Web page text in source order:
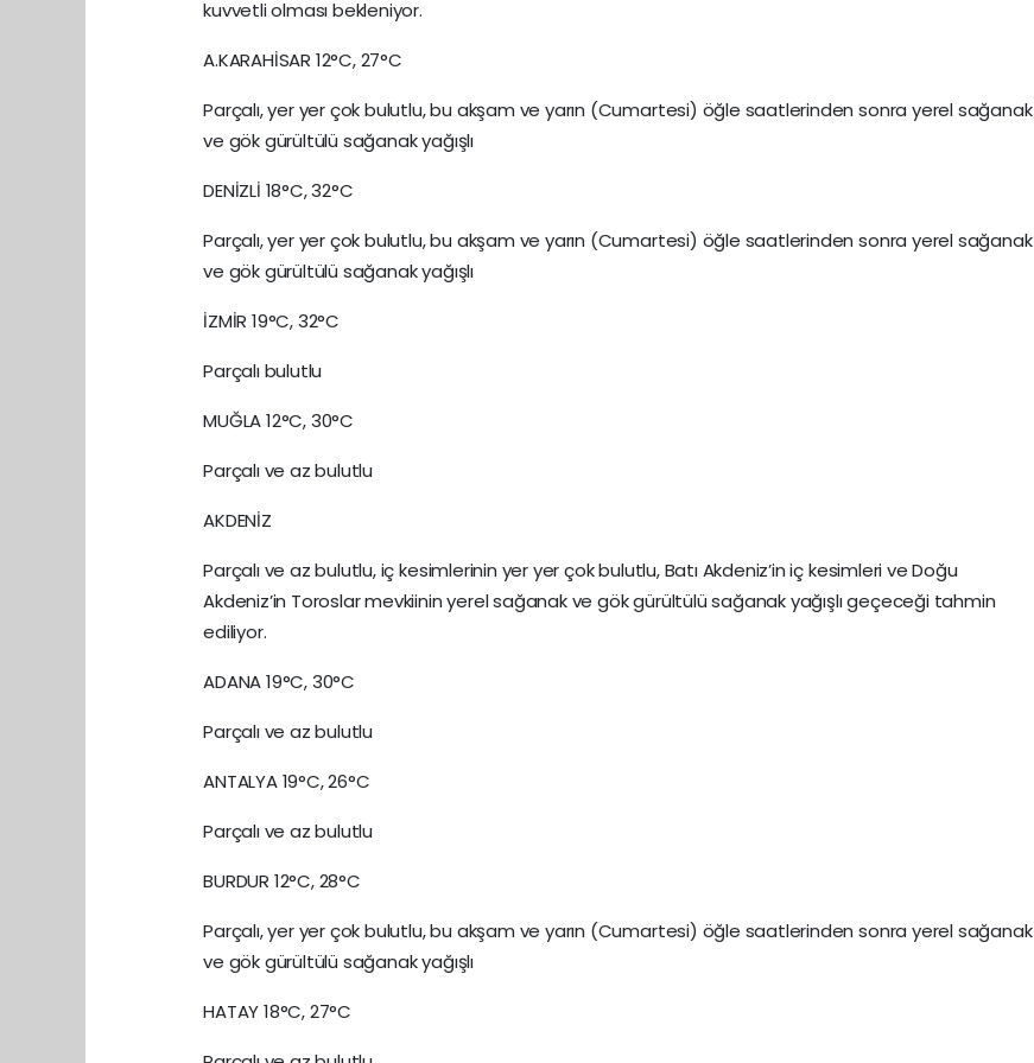
kuvvetli olması bekleniyor.
A.KARAHİSAR 12°C, 27°C
Parçalı, yer yer çok bulutlu, bu akşam ve yarın (Cumartesi) öğle saatlerinden sonra yerel sağanak
ve gök gürültülü sağanak yağışlı
DENİZLİ 18°C, 32°C
Parçalı, yer yer çok bulutlu, bu akşam ve yarın (Cumartesi) öğle saatlerinden sonra yerel sağanak
ve gök gürültülü sağanak yağışlı
İZMİR 19°C, 32°C
Parçalı bulutlu
MUĞLA 12°C, 30°C
Parçalı ve az bulutlu
AKDENİZ
Parçalı ve az bulutlu, iç kesimlerinin yer yer çok bulutlu, Batı Akdeniz’in iç kesimleri ve Doğu
Akdeniz’in Toroslar mevkiinin yerel sağanak ve gök gürültülü sağanak yağışlı geçeceği tahmin
ediliyor.
ADANA 19°C, 30°C
Parçalı ve az bulutlu
ANTALYA 19°C, 26°C
Parçalı ve az bulutlu
BURDUR 12°C, 28°C
Parçalı, yer yer çok bulutlu, bu akşam ve yarın (Cumartesi) öğle saatlerinden sonra yerel sağanak
ve gök gürültülü sağanak yağışlı
HATAY 18°C, 27°C